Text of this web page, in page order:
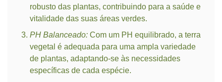
robusto das plantas, contribuindo para a saúde e
vitalidade das suas áreas verdes.
PH Balanceado:Com um PH equilibrado, a terra
vegetal é adequada para uma ampla variedade
de plantas, adaptando-se às necessidades
específicas de cada espécie.